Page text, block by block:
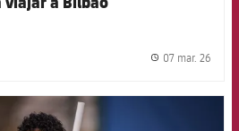
07 mar. 26
FCB Barcelona badge